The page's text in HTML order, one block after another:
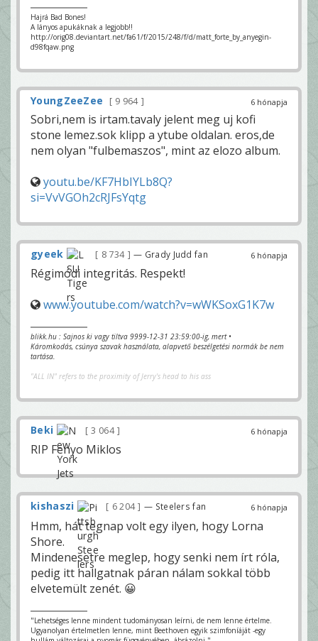
Hajrá Bad Bones!
A lányos apukáknak a legjobb!!
http://orig08.deviantart.net/fa61/f/2015/248/f/d/matt_forte_by_anyegin-
d98fqaw.png
6 hónapja
YoungZeeZee 9 964
Sobri,nem is irtam.tavaly jelent meg uj kofi
stone lemez.sok klipp a ytube oldalan. eros,de
nem olyan "fulbemaszos", mint az elozo album.
youtu.be/KF7HbIYLb8Q?
si=VvVGOh2cRJFsYqtg
6 hónapja
gyeek 8 734 — Grady Judd fan
Régimódi integritás. Respekt!
www.youtube.com/watch?v=wWKSoxG1K7w
blikk.hu : Sajnos ki vagy tiltva 9999-12-31 23:59:00-ig, mert •
Káromkodás, csúnya szavak használata, alapvető beszélgetési normák be nem
tartása.
"ALL IN" refers to the proximity of Jerry's head to his ass
6 hónapja
Beki 3 064
RIP Fenyo Miklos
6 hónapja
kishaszi 6 204 — Steelers fan
Hmm, hát tegnap volt egy ilyen, hogy Lorna
Shore.
Mindenesetre meglep, hogy senki nem írt róla,
pedig itt hallgatnak páran nálam sokkal több
elvetemült zenét. 😀
"Lehetséges lenne mindent tudományosan leírni, de nem lenne értelme.
Ugyanolyan értelmetlen lenne, mint Beethoven egyik szimfoníáját -egy